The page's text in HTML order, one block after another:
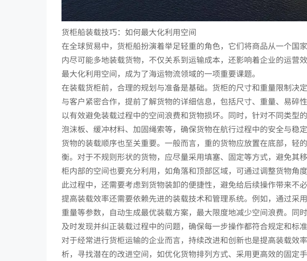
货柜船装载技巧：如何最大化利用空间
在全球贸易中，货柜船扮演着举足轻重的角色，它们将商品从一个国
内尽可能多地装载货物，不仅关系到运输成本，还影响着企业的运营
最大化利用空间，成为了海运物流领域的一项重要课题。
在装载货柜前，合理的规划与准备是基础。货柜的尺寸和重量限制决
与客户紧密合作，提前了解货物的详细信息，包括尺寸、重量、易碎
以有效避免装载过程中的空间浪费和货物损坏。同时，针对不同类型
泡沫板、缓冲材料、加固绳索等，确保货物在航行过程中的安全与稳定
货物的装载顺序也至关重要。一般而言，重的货物应放置在底部，轻
衡。对于不规则形状的货物，应尽量采用填塞、固定等方式，避免其
柜内部的空间也要充分利用，如角落和顶部区域，可通过调整货物角
此过程中，还需要考虑到货物装卸的便捷性，避免给后续操作带来不必
提高装载效率还需要依赖先进的装载技术和管理系统。例如，通过采
重量等参数，自动生成最优装载方案，最大限度地减少空间浪费。同
及时发现并纠正装载过程中的问题，确保每一步操作都符合规定和标准
对于经常进行货柜运输的企业而言，持续改进和创新也是提高装载效
析，寻找潜在的改进空间，如优化货物排列方式、采用更高效的固定